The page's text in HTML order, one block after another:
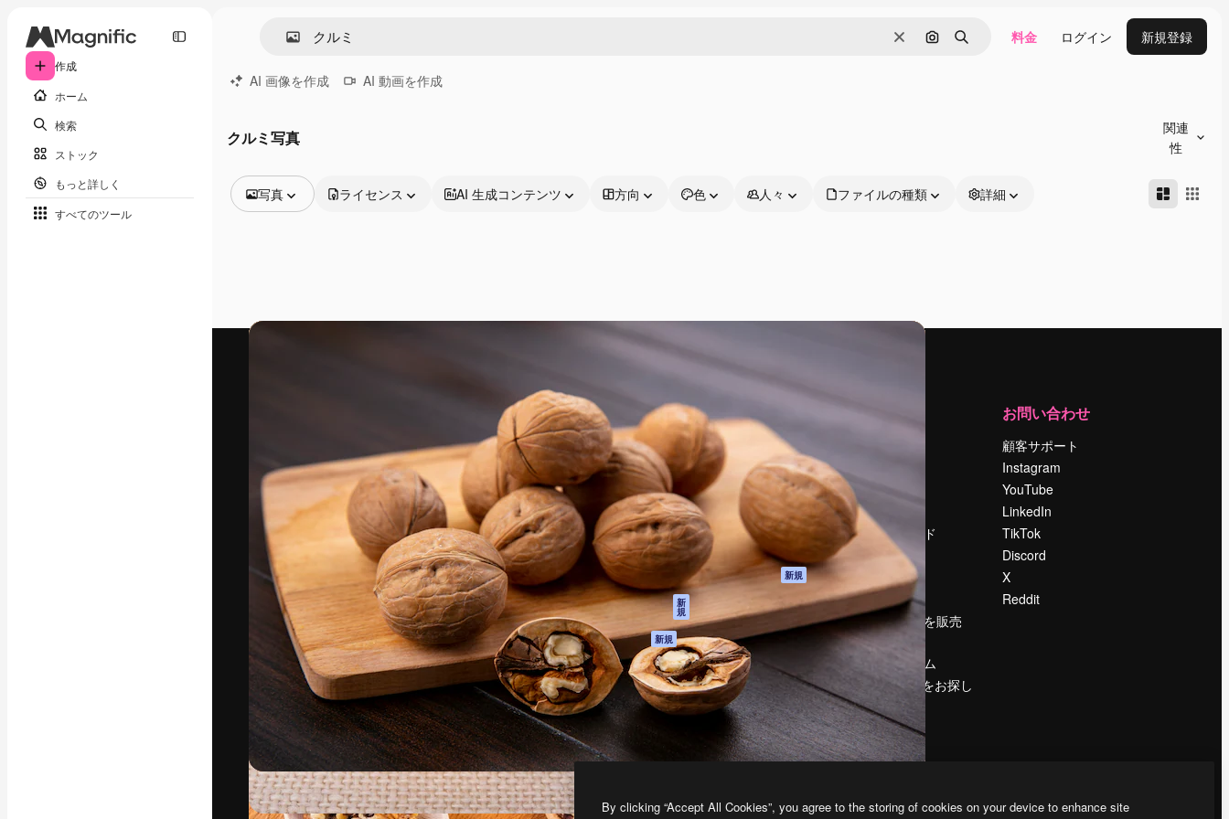
作成
ホーム
検索
ストック
もっと詳しく
すべてのツール
消去 画像で検索
検索 料金 ログイン 新規登録
AI 画像を作成 AI 動画を作成
クルミ写真
関連
性
写真
動画
ライセンス AI 生成コンテンツ 方向 色 人々 ファイルの種類 詳細
最高のクリエイティブ制作を導くためのプラ
ットフォーム。クリエイター、企業、代理
店、スタジオを含む100万人以上が利用して
います。
日本語
製品
Spaces
AI アシスタント
AI 画像生成ツール
AI 動画生成ツール
AI 音声合成ツール
ストックコンテン
Claude/ChatGPT
向けMCP
新
規
エージェント 新規
API
モバイルアプリ
すべてのMagnificツ
ール
はじめに
Academy
ドキュメント
サポート
利用規約
プライバシーポリ
シー
オリジナル 新規
クッキーポリシー
トラストセンター
アフィリエイト
法人向け
運営
採用情報
検索トレンド
ブログ
イベント
Slidesgo
コンテンツを販売
する
プレスルーム
magnific.aiをお探し
ですか？
お問い合わせ
顧客サポート
Instagram
YouTube
LinkedIn
TikTok
Discord
X
Reddit
Copyright © 2010-2026Freepik Company S.L.U.無断複写・転載を禁じます
By clicking “Accept All Cookies”, you agree to the storing of cookies on your device to enhance site